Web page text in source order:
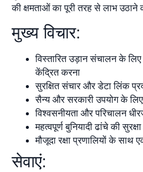
की क्षमताओं का पूरी तरह से लाभ उठाने
मुख्य विचार:
विस्तारित उड़ान संचालन के लिए
केंद्रित करना
सुरक्षित संचार और डेटा लिंक
सैन्य और सरकारी उपयोग के लिए
विश्वसनीयता और परिचालन
महत्वपूर्ण बुनियादी ढांचे की
मौजूदा रक्षा प्रणालियों के साथ
सेवाएं: